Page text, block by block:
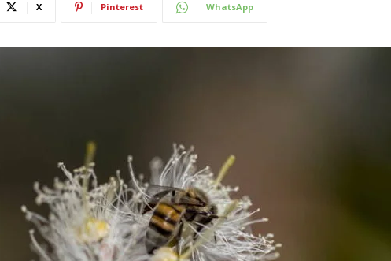
X Pinterest WhatsApp